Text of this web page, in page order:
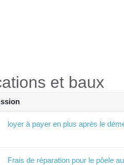
et baux
loyer à payer en plus après le
Frais de réparation pour le pôele